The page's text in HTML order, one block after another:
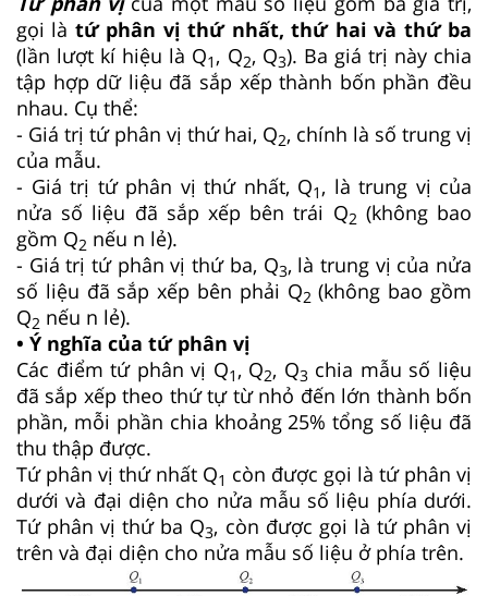
gọi là tứ phân vị thứ nhất, thứ hai và thứ ba
(lần lượt kí hiệu là Q1, Q2, Q­3). Ba giá trị này chia
tập hợp dữ liệu đã sắp xếp thành bốn phần đều
nhau. Cụ thể:
- Giá trị tứ phân vị thứ hai, Q2, chính là số trung vị
của mẫu.
- Giá trị tứ phân vị thứ nhất, Q1 , là trung vị của
nửa số liệu đã sắp xếp bên trái Q2 (không bao
gồm Q2 nếu n lẻ).
- Giá trị tứ phân vị thứ ba, Q3, là trung vị của nửa
số liệu đã sắp xếp bên phải Q2 (không bao gồm
Q2 nếu n lẻ).
• Ý nghĩa của tứ phân vị
Các điểm tứ phân vị Q1 , Q2, Q3 chia mẫu số liệu
đã sắp xếp theo thứ tự từ nhỏ đến lớn thành bốn
phần, mỗi phần chia khoảng 25% tổng số liệu đã
thu thập được.
Tứ phân vị thứ nhất Q1 còn được gọi là tứ phân vị
dưới và đại diện cho nửa mẫu số liệu phía dưới.
Tứ phân vị thứ ba Q3, còn được gọi là tứ phân vị
trên và đại diện cho nửa mẫu số liệu ở phía trên.